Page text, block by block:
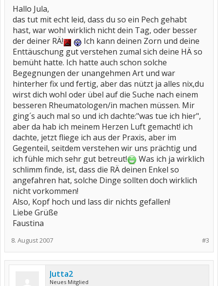
Hallo Jula,
das tut mit echt leid, dass du so ein Pech gehabt
hast, war wohl wirklich nicht dein Tag, oder besser
der deiner RÄ!
Ich kann deinen Zorn und deine
Enttäuschung gut verstehen zumal sich deine HÄ so
bemüht hatte. Ich hatte auch schon solche
Begegnungen der unangehmen Art und war
hinterher fix und fertig, aber das nützt ja alles nix,du
wirst dich wohl oder übel auf die Suche nach einem
besseren Rheumatologen/in machen müssen. Mir
ging´s auch mal so und ich dachte:"was tue ich hier",
aber da hab ich meinem Herzen Luft gemacht! ich
dachte, jetzt fliege ich aus der Praxis, aber im
Gegenteil, seitdem verstehen wir uns prächtig und
ich fühle mich sehr gut betreut!
Was ich ja wirklich
schlimm finde, ist, dass die RÄ deinen Enkel so
angefahren hat, solche Dinge sollten doch wirklich
nicht vorkommen!
Also, Kopf hoch und lass dir nichts gefallen!
Liebe Grüße
Faustina
#3
8. August 2007
Jutta2
Neues Mitglied